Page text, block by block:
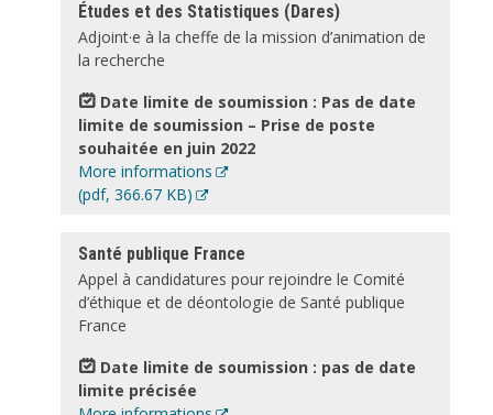
Études et des Statistiques (Dares)
Adjoint·e à la cheffe de la mission d’animation de
la recherche
Date limite de soumission : Pas de date
limite de soumission – Prise de poste
souhaitée en juin 2022
More informations
Document
(pdf, 366.67 KB)
Santé publique France
Appel à candidatures pour rejoindre le Comité
d’éthique et de déontologie de Santé publique
France
Date limite de soumission : pas de date
limite précisée